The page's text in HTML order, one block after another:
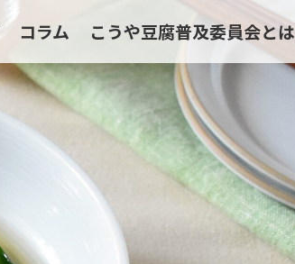
コラム こうや豆腐普及委員会とは